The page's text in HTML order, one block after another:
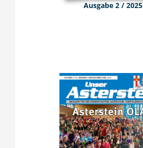
Ausgabe 2 / 2025